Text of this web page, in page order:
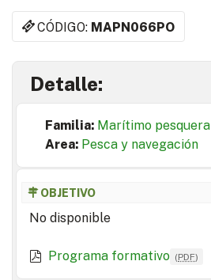
CÓDIGO: MAPN066PO
Detalle:
Familia: Marítimo pesquera
Area: Pesca y navegación
OBJETIVO
No disponible
Programa formativo (PDF)